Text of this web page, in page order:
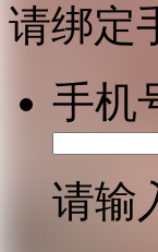
请绑定
手机
请输